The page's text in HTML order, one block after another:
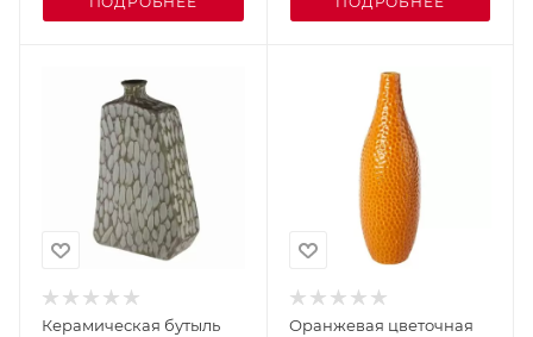
Керамическая бутыль
Оранжевая цветочная